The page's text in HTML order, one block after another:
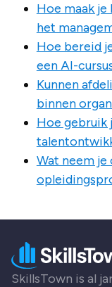
Hoe maak
het
Hoe bereid
een AI-
Kunnen
binnen
Hoe gebruik
Wat neem
SkillsTown is al